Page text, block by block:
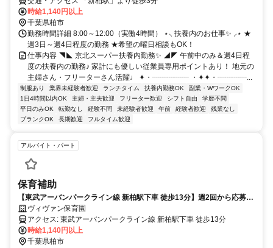
時給1,140円以上
千葉県柏市
勤務時間詳細 8:00～12:00（実働4時間） ⋆⸜ 扶養内のお仕事✨ ⸝⋆ ★
週3日～週4日程度の勤務 ★希望の曜日相談もOK！
仕事内容 ◥◣ 京北スーパー扶養内勤務✨ ◢◤ 午前中のみ＆週4日程
度の扶養内の勤務♪ 家計にも優しい従業員専用ポイントあり！ 地元の
主婦さん・フリーターさん活躍♩ ✦・┈┈┈┈┈ ・✦✦・┈┈┈┈...
制服あり 業界未経験者歓迎 ランチタイム 扶養内勤務OK
副業・WワークOK
1日4時間以内OK
主婦・主夫歓迎 フリーター歓迎 シフト自由
学歴不問
平日のみOK
転勤なし 経験不問 未経験者歓迎 午前 経験者歓迎
残業なし
ブランクOK
長期歓迎 フルタイム歓迎
アルバイト・パート
保育補助
【東武アーバンパークライン線 新柏駅下車 徒歩13分】週2回から応募可
能 ヴィヴァン保育園
アクセス: 東武アーバンパークライン線 新柏駅下車 徒歩13分
時給1,140円以上
千葉県柏市